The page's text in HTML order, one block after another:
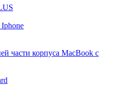
части корпуса MacBook с